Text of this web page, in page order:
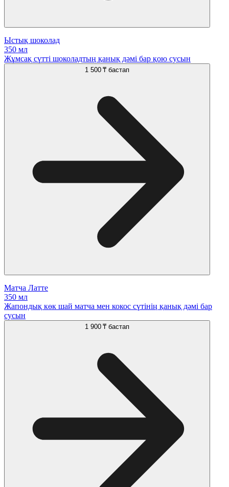
Ыстық шоколад
350 мл
Жұмсақ сүтті шоколадтың қанық дәмі бар қою сусын
1 500 ₸ бастап
Матча Латте
350 мл
Жапондық көк шай матча мен кокос сүтінің қанық дәмі бар
сусын
1 900 ₸ бастап